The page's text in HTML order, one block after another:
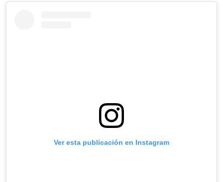
Ver esta publicación en Instagram